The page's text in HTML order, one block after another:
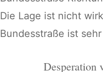
Die Lage ist nicht
Bundesstraße ist
Desperation